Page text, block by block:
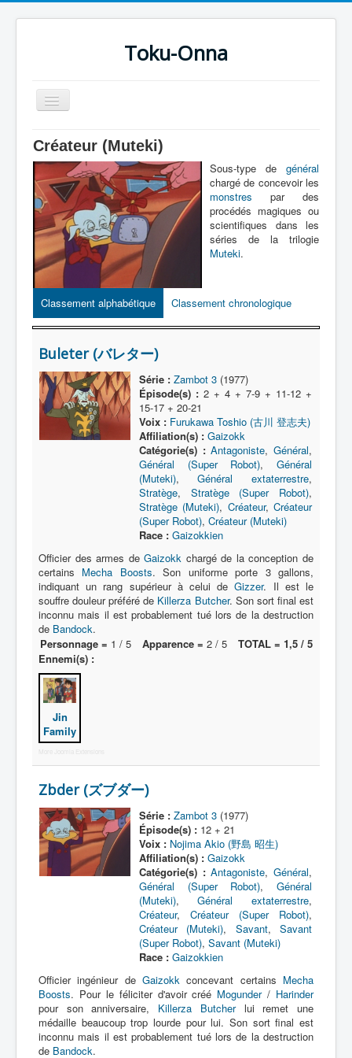
Toku-Onna
Basculer
la
Accueil
Toku-Actrices
Toku-Critiques
Séries
Films
COSAA
Dessins
Artiste Asperger
Lexique
Série
Acteur
Équipe
Objet
Lieu
Épisode
Référence
Fanservice
Générique
Protagoniste
Entourage
Antagoniste
Monstre
Autre
Animal
Subalterne
Allié
Identité humaine
Créateur (Muteki)
Sous-type de général
chargé de concevoir les
monstres par des
procédés magiques ou
scientifiques dans les
séries de la trilogie
Muteki.
Classement alphabétique Classement chronologique
Buleter (バレター)
Série : Zambot 3(1977)
Épisode(s) :2 + 4 + 7-9 + 11-12 +
15-17 + 20-21
Voix : Furukawa Toshio (古川 登志夫)
Affiliation(s) : Gaizokk
Catégorie(s) : Antagoniste, Général,
Général (Super Robot), Général
(Muteki),Général extaterrestre,
Stratège, Stratège (Super Robot),
Stratège (Muteki), Créateur,Créateur
(Super Robot), Créateur (Muteki)
Race : Gaizokkien
Officier des armes deGaizokk chargé de la conception de
certains Mecha Boosts. Son uniforme porte 3 gallons,
indiquant un rang supérieur à celui deGizzer. Il est le
souffre douleur préféré de Killerza Butcher. Son sort final est
inconnu mais il est probablement tué lors de la destruction
de Bandock.
Personnage = 1 / 5 Apparence = 2 / 5
TOTAL = 1,5 / 5
Ennemi(s) :
Jin
Family
More Joomla Extensions
Zbder (ズブダー)
Série : Zambot 3(1977)
Épisode(s) :12 + 21
Voix : Nojima Akio (野島 昭生)
Affiliation(s) : Gaizokk
Catégorie(s) : Antagoniste, Général,
Général (Super Robot), Général
(Muteki),Général extaterrestre,
Créateur, Créateur (Super Robot),
Créateur (Muteki), Savant,Savant
(Super Robot), Savant (Muteki)
Race : Gaizokkien
Officier ingénieur de Gaizokk concevant certains Mecha
Boosts. Pour le féliciter d'avoir créé Mogunder/ Harinder
pour son anniversaire, Killerza Butcherlui remet une
médaille beaucoup trop lourde pour lui. Son sort final est
inconnu mais il est probablement tué lors de la destruction
de Bandock.